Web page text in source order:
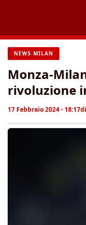
contenuto
NEWS MILAN
Monza-
rivoluzione
17 Febbraio 2024 - 18:17di